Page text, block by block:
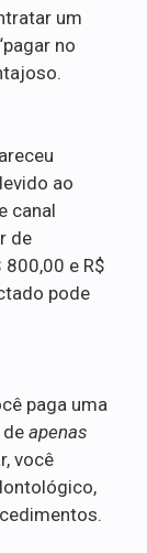
um
no
ao
canal
de
e R$
pode
paga uma
de apenas
você